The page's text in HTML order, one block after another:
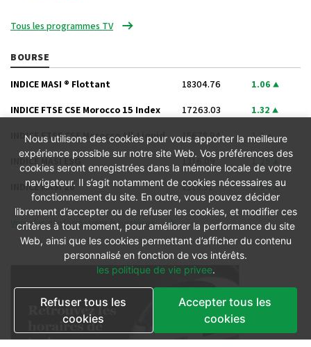
Tous les programmes TV
BOURSE
INDICE MASI ® Flottant 18304.76 1.06
INDICE FTSE CSE Morocco 15 Index 17263.03 1.32
INDICE FTSE CSE Morocco All-Liquid 15678.94 1.3
INDICE MASI ESG 1316.09 1.25
INDICE MASI 20 1318.51 0.94
Voir plus d’informations boursières
Nous utilisons des cookies pour vous apporter la meilleure
expérience possible sur notre site Web. Vos préférences des
cookies seront enregistrées dans la mémoire locale de votre
navigateur. Il s’agit notamment de cookies nécessaires au
fonctionnement du site. En outre, vous pouvez décider
librement d’accepter ou de refuser les cookies, et modifier ces
critères à tout moment, pour améliorer la performance du site
Web, ainsi que les cookies permettant d’afficher du contenu
personnalisé en fonction de vos intérêts.
les politique de vie privee.
Refuser tous les
cookies
Accepter tous les
cookies